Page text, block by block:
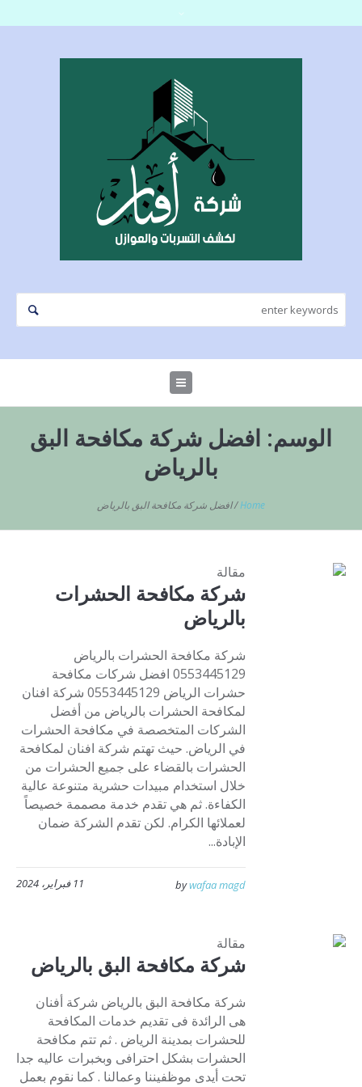
الوسم: افضل شركة مكافحة البق
بالرياض
Home
/افضل شركة مكافحة البق بالرياض
مقالة
شركة مكافحة الحشرات
بالرياض
شركة مكافحة الحشرات بالرياض
0553445129 افضل شركات مكافحة
حشرات الرياض 0553445129 شركة افنان
لمكافحة الحشرات بالرياض من أفضل
الشركات المتخصصة في مكافحة الحشرات
في الرياض. حيث تهتم شركة افنان لمكافحة
الحشرات بالقضاء على جميع الحشرات من
خلال استخدام مبيدات حشرية متنوعة عالية
الكفاءة. ثم هي تقدم خدمة مصممة خصيصاً
لعملائها الكرام. لكن تقدم الشركة ضمان
الإبادة...
11 فبراير، 2024 bywafaa magd
مقالة
شركة مكافحة البق بالرياض
شركة مكافحة البق بالرياض شركة أفنان
هى الرائدة فى تقديم خدمات المكافحة
للحشرات بمدينة الرياض . ثم تتم مكافحة
الحشرات بشكل احترافى وبخبرات عاليه جدا
تحت أيدى موظفيننا وعمالنا . كما نقوم بعمل